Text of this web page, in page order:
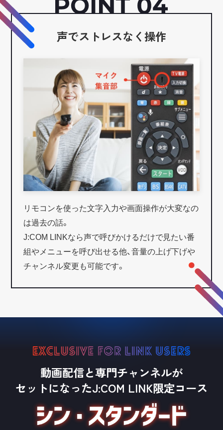
声でストレスなく操作
リモコンを使った文字入力や画面操作が大変なの
は過去の話。
J:COM LINKなら声で呼びかけるだけで見たい番
組やメニューを呼び出せる他、音量の上げ下げや
チャンネル変更も可能です。
動画配信と専門チャンネルが
セットになったJ:COM LINK限定コース